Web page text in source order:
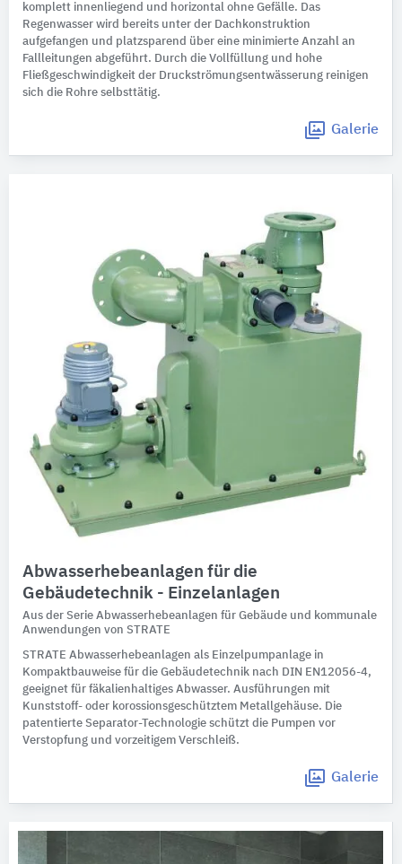
komplett innenliegend und horizontal ohne Gefälle. Das
Regenwasser wird bereits unter der Dachkonstruktion
aufgefangen und platzsparend über eine minimierte Anzahl an
Fallleitungen abgeführt. Durch die Vollfüllung und hohe
Fließgeschwindigkeit der Druckströmungsentwässerung reinigen
sich die Rohre selbsttätig.
Galerie
Abwasserhebeanlagen für die
Gebäudetechnik - Einzelanlagen
Aus der Serie Abwasserhebeanlagen für Gebäude und kommunale
Anwendungen von STRATE
STRATE Abwasserhebeanlagen als Einzelpumpanlage in
Kompaktbauweise für die Gebäudetechnik nach DIN EN12056-4,
geeignet für fäkalienhaltiges Abwasser. Ausführungen mit
Kunststoff- oder korossionsgeschütztem Metallgehäuse. Die
patentierte Separator-Technologie schützt die Pumpen vor
Verstopfung und vorzeitigem Verschleiß.
Galerie